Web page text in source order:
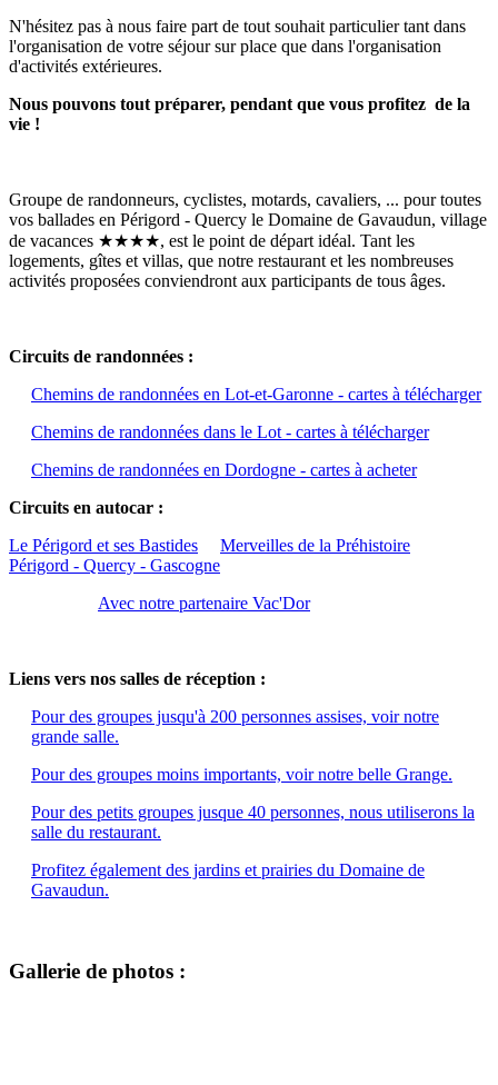
N'hésitez pas à nous faire part de tout souhait particulier tant dans
l'organisation de votre séjour sur place que dans l'organisation
d'activités extérieures.
Nous pouvons tout préparer, pendant que vous profitez de la
vie !
Groupe de randonneurs, cyclistes, motards, cavaliers, ... pour toutes
vos ballades en Périgord - Quercy le Domaine de Gavaudun, village
de vacances ★★★★, est le point de départ idéal. Tant les
logements, gîtes et villas, que notre restaurant et les nombreuses
activités proposées conviendront aux participants de tous âges.
Circuits de randonnées :
Chemins de randonnées en Lot-et-Garonne - cartes à télécharger
Chemins de randonnées dans le Lot - cartes à télécharger
Chemins de randonnées en Dordogne - cartes à acheter
Circuits en autocar :
Le Périgord et ses Bastides
Merveilles de la Préhistoire
Périgord - Quercy - Gascogne
Avec notre partenaire Vac'Dor
Liens vers nos salles de réception :
Pour des groupes jusqu'à 200 personnes assises, voir notre
grande salle.
Pour des groupes moins importants, voir notre belle Grange.
Pour des petits groupes jusque 40 personnes, nous utiliserons la
salle du restaurant.
Profitez également des jardins et prairies du Domaine de
Gavaudun.
Gallerie de photos :